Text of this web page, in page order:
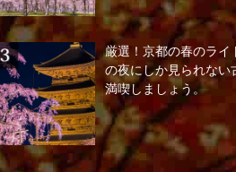
厳選！京都の春のライ
の夜にしか見られない
満喫しましょう。